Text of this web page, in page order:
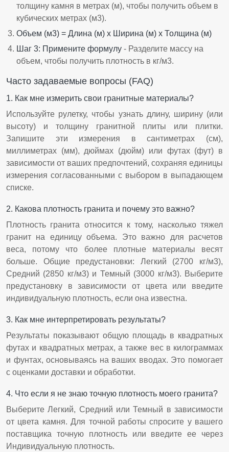
толщину камня в метрах (м), чтобы получить объем в
кубических метрах (м3).
Объем (м3) = Длина (м) x Ширина (м) x Толщина (м)
Шаг 3: Примените формулу - Разделите массу на
объем, чтобы получить плотность в кг/м3.
Часто задаваемые вопросы (FAQ)
1. Как мне измерить свои гранитные материалы?
Используйте рулетку, чтобы узнать длину, ширину (или
высоту) и толщину гранитной плиты или плитки.
Запишите эти измерения в сантиметрах (см),
миллиметрах (мм), дюймах (дюйм) или футах (фут) в
зависимости от ваших предпочтений, сохраняя единицы
измерения согласованными с выбором в выпадающем
списке.
2. Какова плотность гранита и почему это важно?
Плотность гранита относится к тому, насколько тяжел
гранит на единицу объема. Это важно для расчетов
веса, потому что более плотные материалы весят
больше. Общие предустановки: Легкий (2700 кг/м3),
Средний (2850 кг/м3) и Темный (3000 кг/м3). Выберите
предустановку в зависимости от цвета или введите
индивидуальную плотность, если она известна.
3. Как мне интерпретировать результаты?
Результаты показывают общую площадь в квадратных
футах и квадратных метрах, а также вес в килограммах
и фунтах, основываясь на ваших вводах. Это помогает
с оценками доставки и обработки.
4. Что если я не знаю точную плотность моего гранита?
Выберите Легкий, Средний или Темный в зависимости
от цвета камня. Для точной работы спросите у вашего
поставщика точную плотность или введите ее через
Индивидуальную плотность.